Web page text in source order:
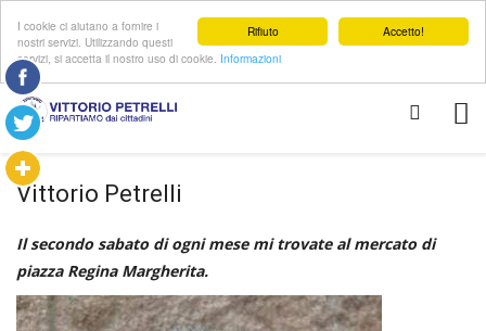
Accetto!
Rifiuto
I cookie ci aiutano a fornire i
nostri servizi. Utilizzando questi
servizi, si accetta il nostro uso di cookie. Informazioni
Vittorio Petrelli
Il secondo sabato di ogni mese mi trovate al mercato di
piazza Regina Margherita.